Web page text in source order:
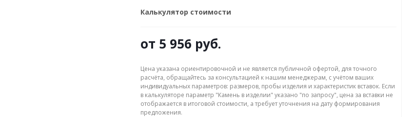
Калькулятор стоимости
от 5 956 руб.
Цена указана ориентировочной и не является публичной офертой, для точного
расчёта, обращайтесь за консультацией к нашим менеджерам, с учётом ваших
индивидуальных параметров: размеров, пробы изделия и характеристик вставок. Если
в калькуляторе параметр "Камень в изделии" указано "по запросу", цена за вставки не
отображается в итоговой стоимости, а требует уточнения на дату формирования
предложения.